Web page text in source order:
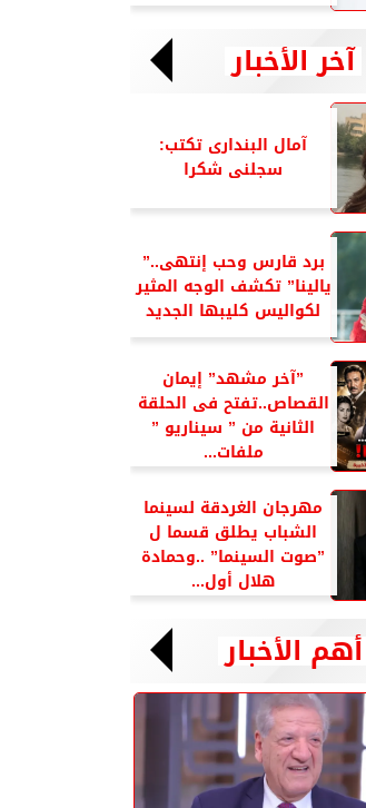
آخر الأخبار
آمال البندارى تكتب:
سجلنى شكرا
برد قارس وحب إنتهى..”
يالينا” تكشف الوجه المثير
لكواليس كليبها الجديد
”آخر مشهد” إيمان
القصاص..تفتح فى الحلقة
الثانية من ” سيناريو ”
ملفات...
مهرجان الغردقة لسينما
الشباب يطلق قسما ل
”صوت السينما” ..وحمادة
هلال أول...
أهم الأخبار